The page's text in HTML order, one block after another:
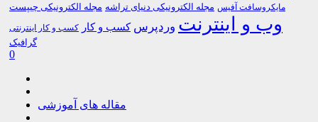
مایکروسافت آفیس مجله الکترونیکی دنیای تراشه مجله الکترونیکی چیپست
وب و اینترنت وردپرس کسب و کار کسب و کار اینترنتی
گرافیک
0
مقاله های آموزشی